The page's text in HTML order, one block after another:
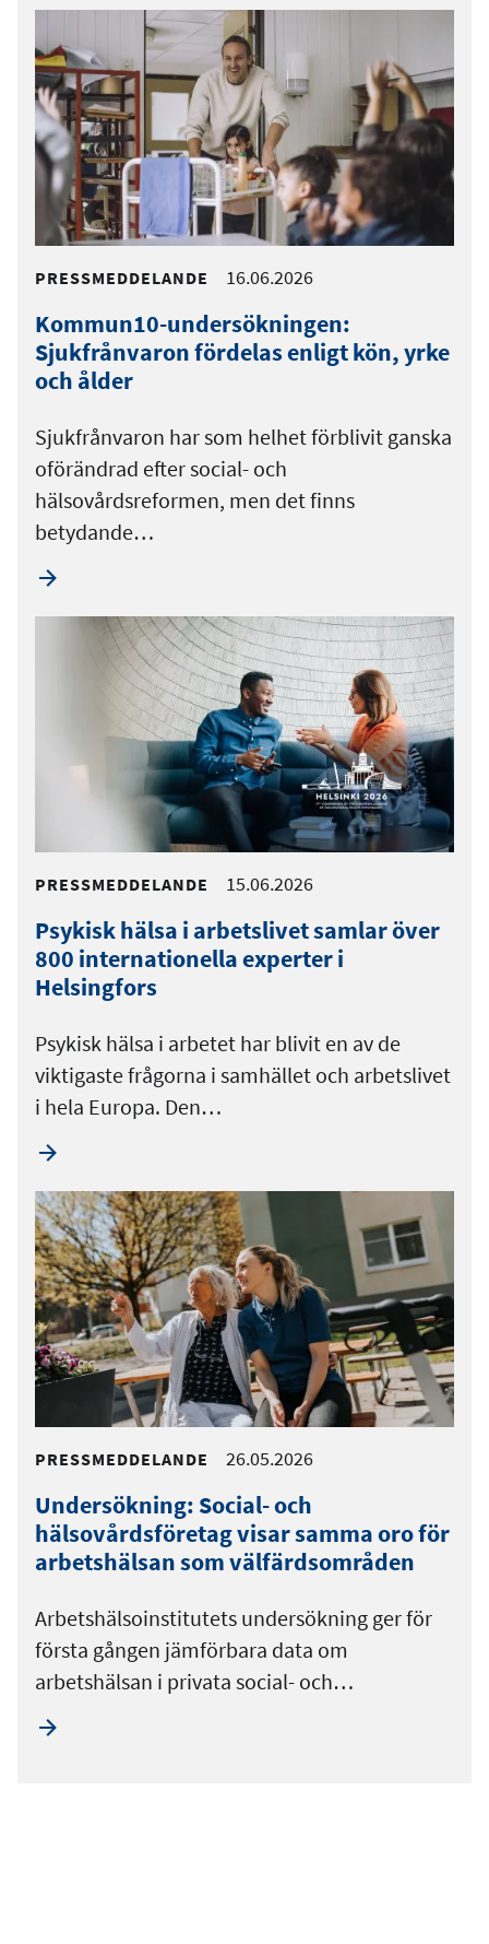
PRESSMEDDELANDE 16.06.2026
Kommun10-undersökningen:
Sjukfrånvaron fördelas enligt kön, yrke
och ålder
Sjukfrånvaron har som helhet förblivit ganska
oförändrad efter social- och
hälsovårdsreformen, men det finns
betydande…
PRESSMEDDELANDE 15.06.2026
Psykisk hälsa i arbetslivet samlar över
800 internationella experter i
Helsingfors
Psykisk hälsa i arbetet har blivit en av de
viktigaste frågorna i samhället och arbetslivet
i hela Europa. Den…
PRESSMEDDELANDE 26.05.2026
Undersökning: Social- och
hälsovårdsföretag visar samma oro för
arbetshälsan som välfärdsområden
Arbetshälsoinstitutets undersökning ger för
första gången jämförbara data om
arbetshälsan i privata social- och…